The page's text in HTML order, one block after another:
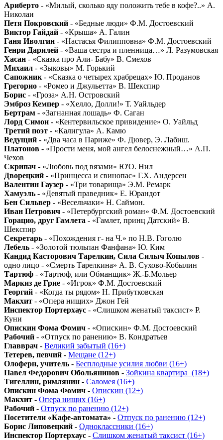
Ариберто - «Милый, сколько яду положить тебе в кофе?..» А.
Николаи
Петя Покровский - «Бедные люди» Ф.М. Достоевский
Виктор Гайдай - «Крыша» А. Галин
Ганя Иволгин - «Настасья Филипповна» Ф.М. Достоевский
Генри Дарилей - «Ваша сестра и пленница…» Л. Разумовская
Хасан - «Сказка про Али- Бабу» В. Смехов
Михаил - «Зыковы» М. Горький
Сапожник - «Сказка о четырех храбрецах» Ю. Проданов
Грегорио - «Ромео и Джульетта» В. Шекспир
Борис - «Гроза» А.Н. Островский
Эмброз Кемпер - «Хелло, Долли!» Т. Уайльдер
Бертрам - «Загнанная лошадь» Ф. Саган
Лорд Симон - «Кентервильское привидение» О. Уайльд
Третий поэт - «Калигула» А. Камю
Ведущий - «Два часа в Париже» Ф. Дювер, Э. Лабиш.
Платонов - «Прости меня, мой ангел белоснежный…» А.П.
Чехов
Скрипач - «Любовь под вязами» Ю'О. Нил
Дворецкий - «Принцесса и свинопас» Г.Х. Андерсен
Валентин Гаузер - «Три товарища» Э.М. Ремарк
Хамуэль - «Девятый праведник» Е. Юрандот
Бен Сильвер - «Весельчаки» Н. Саймон.
Иван Петрович - «Петербургский роман» Ф.М. Достоевский
Горацио, друг Гамлета - «Гамлет, принц Датский» В.
Шекспир
Секретарь - «Похождения г- на Ч.» по Н.В. Гоголю
Лебель - «Золотой тюльпан Фанфана» Ю. Ким
Кандид Касторович Тарелкин, Сила Силыч Копылов -
одно лицо - «Смерть Тарелкина» А. В. Сухово-Кобылин
Тартюф - «Тартюф, или Обманщик» Ж.-Б.Мольер
Маркиз де Грие - «Игрок» Ф.М. Достоевский
Георгий - «Когда ты рядом» Н. Прибутковская
Макхит - «Опера нищих» Джон Гей
Инспектор Портерхаус - «Слишком женатый таксист» Р.
Куни
Опискин Фома Фомич - «Опискин» Ф.М. Достоевский
Рабочий - «Отпуск по ранению» В. Кондратьев
Главврач - Великий забытый (16+)
Тетерев, певчий - Мещане (12+)
Олоферн, учитель - Бесплодные усилия любви (16+)
Павел Федорович Обольянинов - Зойкина квартира_(18+)
Тигеллин, римлянин - Саломея (16+)
Опискин Фома Фомич - Опискин (12+)
Макхит - Опера нищих (16+)
Рабочий - Отпуск по ранению (12+)
Посетители «Кафе-автомата» - Отпуск по ранению (12+)
Борис Липовецкий - Одноклассники (16+)
Инспектор Портерхаус - Слишком женатый таксист (16+)